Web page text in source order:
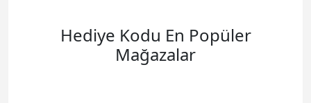
Hediye Kodu En Popüler
Mağazalar